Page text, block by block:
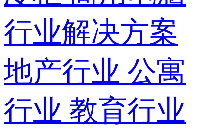
行业解决方案
地产行业 公寓
行业 教育行业